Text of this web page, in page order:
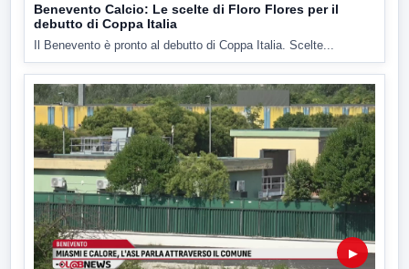
Benevento Calcio: Le scelte di Floro Flores per il
debutto di Coppa Italia
Il Benevento è pronto al debutto di Coppa Italia. Scelte...
▶